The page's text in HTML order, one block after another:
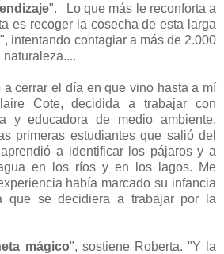
". Lo que más le reconforta a
es recoger la cosecha de esta larga
intentando contagiar a más de 2.000
cerrar el día en que vino hasta a mí
Cote, decidida a trabajar con
y educadora de medio ambiente.
primeras estudiantes que salió del
a identificar los pájaros y a
en los ríos y en los lagos. Me
había marcado su infancia
que se decidiera a trabajar por la
mágico", sostiene Roberta. "Y la